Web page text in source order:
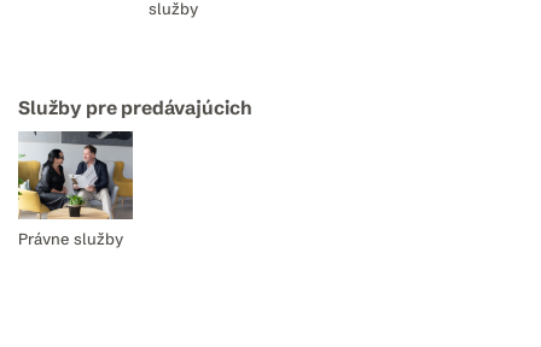
služby
Služby pre predávajúcich
Právne služby